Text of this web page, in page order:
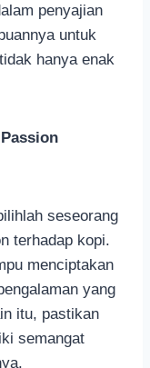
penyajian
untuk
hanya enak
seseorang
terhadap kopi.
menciptakan
yang
itu, pastikan
semangat